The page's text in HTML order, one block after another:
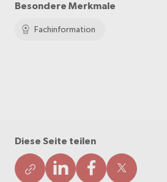
Besondere Merkmale
Fachinformation
Diese Seite teilen